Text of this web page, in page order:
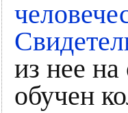
из нее
обучен